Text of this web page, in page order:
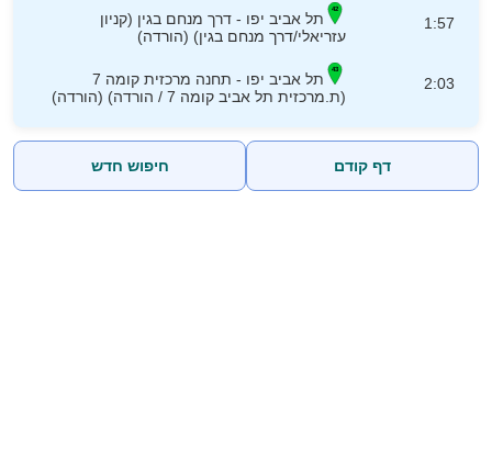
1:57
תל אביב יפו - דרך מנחם בגין (קניון
עזריאלי/דרך מנחם בגין) (הורדה)
2:03
תל אביב יפו - תחנה מרכזית קומה 7
(ת.מרכזית תל אביב קומה 7 / הורדה) (הורדה)
דף קודם חיפוש חדש